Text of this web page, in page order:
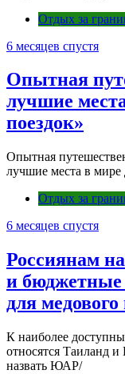
Отдых за
6 месяцев спустя
Опытная
лучшие
поездок»
Опытная
лучшие места в мире
Отдых за
6 месяцев спустя
Россиянам
и бюджетные
для
К наиболее
относятся Таиланд
назвать ЮАР/